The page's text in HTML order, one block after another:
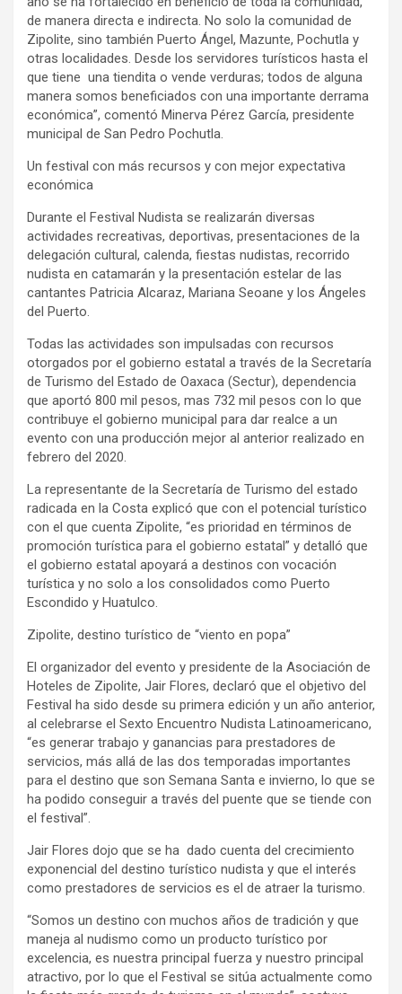
de manera directa e indirecta. No solo la comunidad de
Zipolite, sino también Puerto Ángel, Mazunte, Pochutla y
otras localidades. Desde los servidores turísticos hasta el
que tiene una tiendita o vende verduras; todos de alguna
manera somos beneficiados con una importante derrama
económica”, comentó Minerva Pérez García, presidente
municipal de San Pedro Pochutla.
Un festival con más recursos y con mejor expectativa
económica
Durante el Festival Nudista se realizarán diversas
actividades recreativas, deportivas, presentaciones de la
delegación cultural, calenda, fiestas nudistas, recorrido
nudista en catamarán y la presentación estelar de las
cantantes Patricia Alcaraz, Mariana Seoane y los Ángeles
del Puerto.
Todas las actividades son impulsadas con recursos
otorgados por el gobierno estatal a través de la Secretaría
de Turismo del Estado de Oaxaca (Sectur), dependencia
que aportó 800 mil pesos, mas 732 mil pesos con lo que
contribuye el gobierno municipal para dar realce a un
evento con una producción mejor al anterior realizado en
febrero del 2020.
La representante de la Secretaría de Turismo del estado
radicada en la Costa explicó que con el potencial turístico
con el que cuenta Zipolite, “es prioridad en términos de
promoción turística para el gobierno estatal” y detalló que
el gobierno estatal apoyará a destinos con vocación
turística y no solo a los consolidados como Puerto
Escondido y Huatulco.
Zipolite, destino turístico de “viento en popa”
El organizador del evento y presidente de la Asociación de
Hoteles de Zipolite, Jair Flores, declaró que el objetivo del
Festival ha sido desde su primera edición y un año anterior,
al celebrarse el Sexto Encuentro Nudista Latinoamericano,
“es generar trabajo y ganancias para prestadores de
servicios, más allá de las dos temporadas importantes
para el destino que son Semana Santa e invierno, lo que se
ha podido conseguir a través del puente que se tiende con
el festival”.
Jair Flores dojo que se ha dado cuenta del crecimiento
exponencial del destino turístico nudista y que el interés
como prestadores de servicios es el de atraer la turismo.
“Somos un destino con muchos años de tradición y que
maneja al nudismo como un producto turístico por
excelencia, es nuestra principal fuerza y nuestro principal
atractivo, por lo que el Festival se sitúa actualmente como